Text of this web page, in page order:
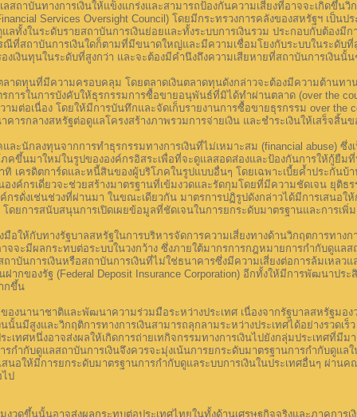
าบันทางการเงินให้แข็งแกร่งและสามารถป้องกันความเสี่ยงที่อาจจะเกิดขึ้นวิ
Services Oversight Council) โดยมีกระทรวงการคลังของสหรัฐฯ เป็น
ลทั้งในระดับรายสถาบันการเงินย่อยและทั้งระบบการเงินรวม ประกอบกับต้อง
ณีที่สถาบันการเงินใดก็ตามที่มีขนาดใหญ่และมีความเชื่อมโยงกับระบบในระดับ
งเงินทุนในระดับที่สูงกว่า และจะต้องมีคำนึงถึงความเสียหายที่สถาบันการเงิน
าดทุนที่มีความครอบคลุม โดยตลาดเงินตลาดทุนดังกล่าวจะต้องมีความต้านท
การในการบังคับให้ธุรกรรมการซื้อขายอนุพันธ์ที่มิได้ทำผ่านตลาด (over the
มต่อเนื่อง โดยให้มีการบันทึกและจัดเก็บรายงานการซื้อขายธุรกรรม over
ารกลางสหรัฐต่อดูแลโครงสร้างภาพรวมการจ่ายเงิน และชำระเงินให้เสร็จสิ้น
ะนักลงทุนจากการทำธุรกรรมทางการเงินที่ไม่เหมาะสม (financial abuse) ซึ่
คขึ้นมาใหม่ในรูปขององค์กรอิสระเพื่อที่จะดูแลสอดส่องและป้องกันการให้กู้
เครดิตการ์ดและหนี้สินของผู้บริโภคในรูปแบบอื่นๆ โดยเฉพาะเบี้ยค้ำประกันบ้า
งค์กรเดี่ยวจะช่วยสร้างมาตรฐานที่เข้มงวดและรัดกุมโดยที่มีความชัดเจน ยุติ
กรดั่งเช่นช่วงที่ผ่านมา ในขณะเดียวกัน มาตรการปฏิรูปดังกล่าวได้มีการเสนอ
ยการสนับสนุนการเปิดเผยข้อมูลที่ชัดเจนในการยกระดับมาตรฐานและการเพิ่
อให้กับทางรัฐบาลสหรัฐในการบริหารจัดการความเสี่ยงทางด้านวิกฤตการทา
จจะมีผลกระทบต่อระบบในวงกว้าง ซึ่งภายใต้มากรการกฎหมายการกำกับดูแล
บันการเงินหรือสถาบันการเงินที่ไม่ใช่ธนาคารซึ่งมีความเสี่ยงต่อการล้มเหลว
ากของรัฐ (Federal Deposit Insurance Corporation) อีกทั้งให้มีการพัฒนาป
กขึ้น
งนานาชาติและพัฒนาความร่วมมือระหว่างประเทศ เนื่องจากรัฐบาลสหรัฐมอง
นมีสูงและวิกฤติการทางการเงินสามารถลุกลามระหว่างประเทศได้อย่างรวด
ทศหนึ่งอาจส่งผลให้เกิดการถ่ายเทกิจกรรมทางการเงินไปยังกลุ่มประเทศที่มี
รกำกับดูแลสถาบันการเงินจึงควรจะมุ่งเน้นการยกระดับมาตรฐานการกำกับดูแ
สนอให้มีการยกระดับมาตรฐานการกำกับดูแลระบบการเงินในประเทศอื่นๆ ผ่า
ไป
วดขึ้นนั้นอาจส่งผลกระทบต่อประเทศไทยในทั้งด้านเศรษฐกิจจริงและภาคการ